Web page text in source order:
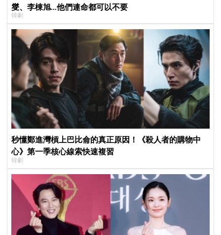
燮、李棟旭...他們連命都可以不要
韓劇
秒懂鄭進灣槓上巴比侖的真正原因！《殺人者的購物中
心》第一季核心線索快速複習
韓劇